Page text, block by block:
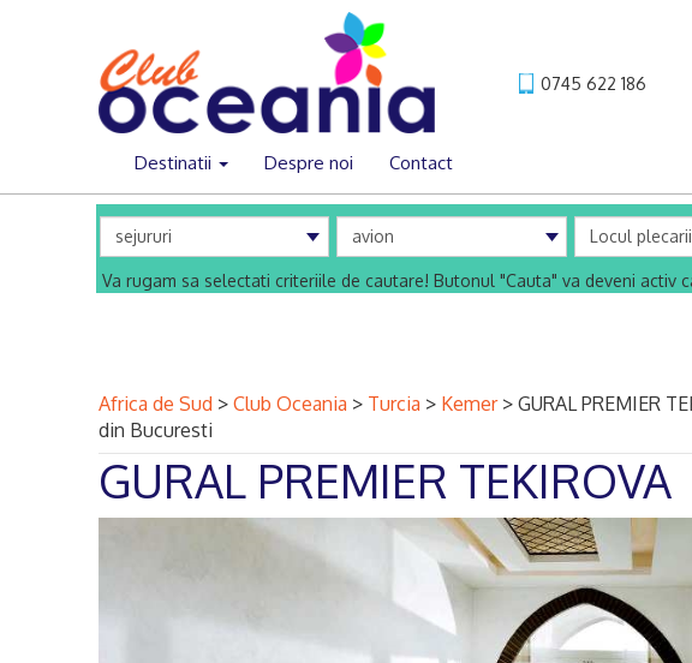
0745 622 186
Destinatii Despre noi Contact
Va rugam sa selectati criteriile de cautare! Butonul "Cauta" va deveni activ
Africa de Sud > Club Oceania > Turcia > Kemer> GURAL PREMIER
din Bucuresti
GURAL PREMIER TEKIROVA